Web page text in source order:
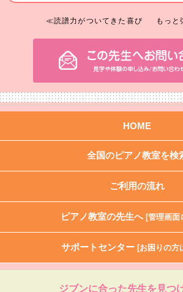
≪読譜力がついてきた喜び もっ
HOME
全国のピアノ教室を検
ご利用の流れ
ピアノ教室の先生へ [管理画面
サポートセンター [お困りの方
ジブンに合った先生を見つ